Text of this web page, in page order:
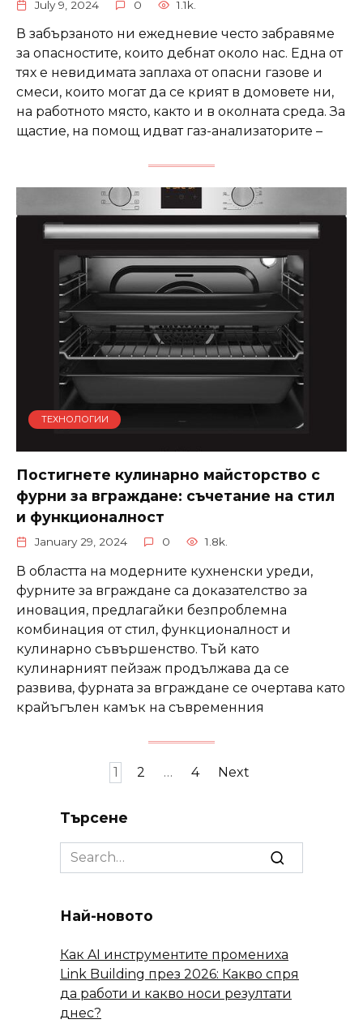
July 9, 2024 0 1.1k.
В забързаното ни ежедневие често забравяме
за опасностите, които дебнат около нас. Една от
тях е невидимата заплаха от опасни газове и
смеси, които могат да се крият в домовете ни,
на работното място, както и в околната среда. За
щастие, на помощ идват газ-анализаторите –
ТЕХНОЛОГИИ
Постигнете кулинарно майсторство с
фурни за вграждане: съчетание на стил
и функционалност
January 29, 2024 0 1.8k.
В областта на модерните кухненски уреди,
фурните за вграждане са доказателство за
иновация, предлагайки безпроблемна
комбинация от стил, функционалност и
кулинарно съвършенство. Тъй като
кулинарният пейзаж продължава да се
развива, фурната за вграждане се очертава като
крайъгълен камък на съвременния
1 2 … 4 Next
Търсене
Search
for:
Най-новото
Как AI инструментите промениха
Link Building през 2026: Какво спря
да работи и какво носи резултати
днес?